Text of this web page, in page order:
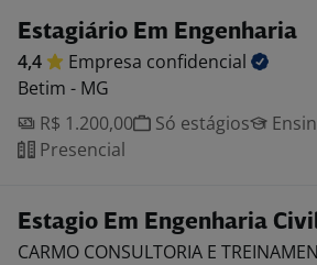
Estagiário Em Engenharia
4,4 Empresa confidencial
Betim - MG
R$ 1.200,00
Só estágios
Presencial
Estagio Em Engenharia
CARMO CONSULTORIA E